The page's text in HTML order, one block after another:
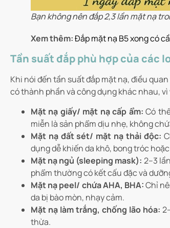
Bạn không nên đắp 2,3 lần mặt nạ
Xem thêm:Đắp mặt nạ B5 xong có
Tần suất đắp phù hợp của các
Khi nói đến tần suất đắp mặt nạ, điều
có thành phần và công dụng khác nhau,
Mặt nạ giấy/ mặt nạ cấp ẩm: Có
miễn là sản phẩm dịu nhẹ, không
Mặt nạ đất sét/ mặt nạ thải độc:
dụng dễ khiến da khô, bong tróc
Mặt nạ ngủ (sleeping mask): 2–3
phẩm thường có kết cấu đặc và
Mặt nạ peel/ chứa AHA, BHA:Chỉ
da bị bào mòn, nhạy cảm.
Mặt nạ làm trắng, chống lão hóa:
thừa.